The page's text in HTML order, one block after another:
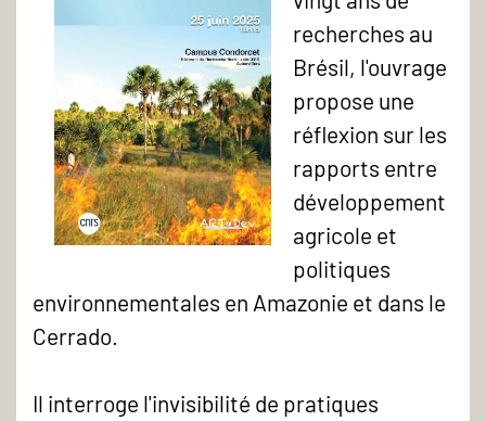
recherches au
Brésil, l'ouvrage
propose une
réflexion sur les
rapports entre
développement
agricole et
politiques
environnemen­tales en Amazonie et dans le
Cerrado.
Il interroge l'invisibilité de pratiques